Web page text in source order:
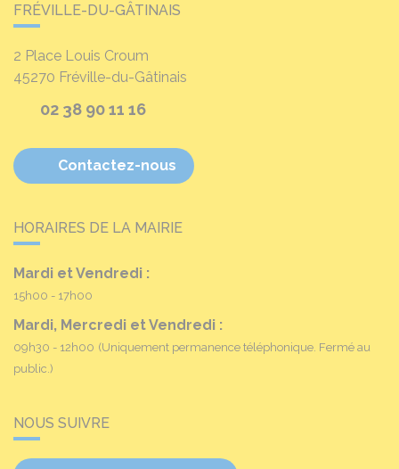
FRÉVILLE-DU-GÂTINAIS
2 Place Louis Croum
45270 Fréville-du-Gâtinais
02 38 90 11 16
Contactez-nous
HORAIRES DE LA MAIRIE
Mardi et Vendredi :
15h00 - 17h00
Mardi, Mercredi et Vendredi :
09h30 - 12h00 (Uniquement permanence téléphonique. Fermé au
public.)
NOUS SUIVRE